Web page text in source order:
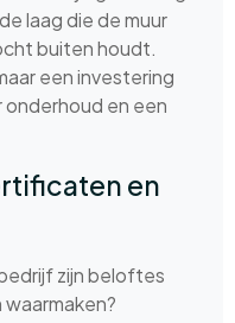
laag die de muur
buiten houdt.
een investering
en een
en
zijn beloftes